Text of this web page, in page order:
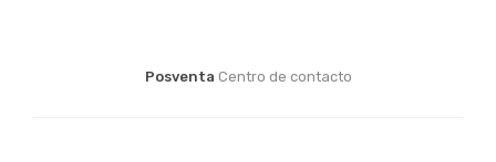
Posventa Centro de contacto